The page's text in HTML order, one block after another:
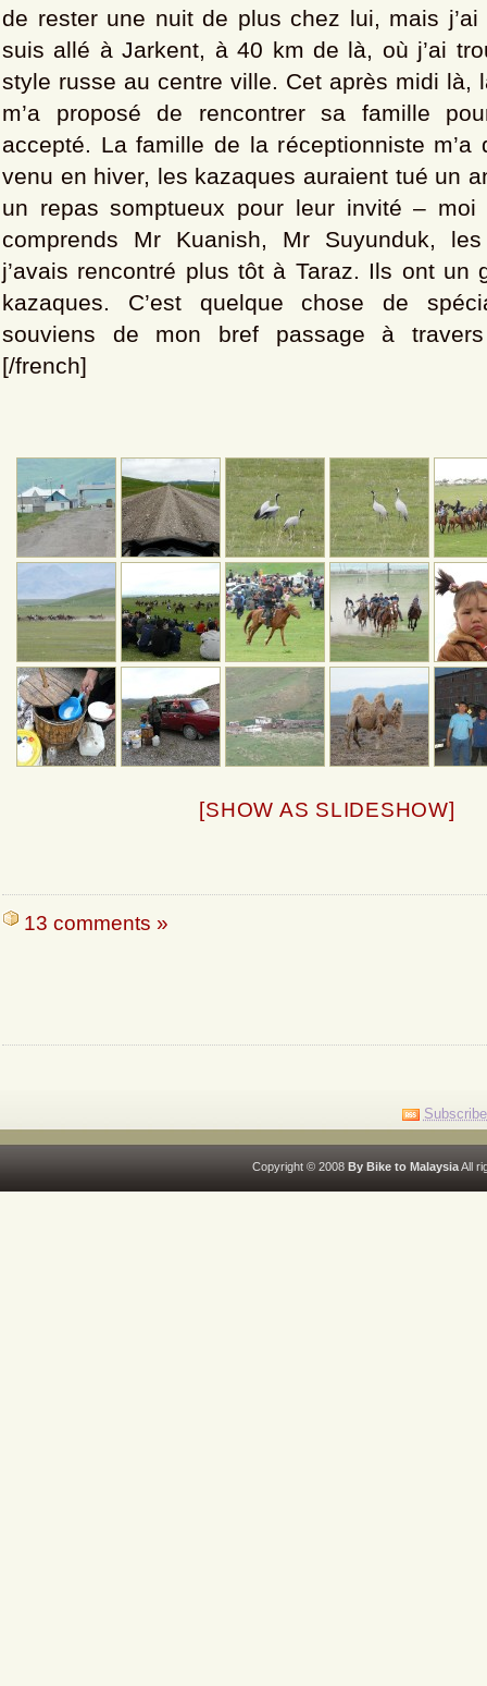
de rester une nuit de plus chez lui, mais
suis allé à Jarkent, à 40 km de là, où j’ai
style russe au centre ville. Cet après midi là,
m’a proposé de rencontrer sa famille
accepté. La famille de la réceptionniste m’a
venu en hiver, les kazaques auraient tué un
un repas somptueux pour leur invité – moi
comprends Mr Kuanish, Mr Suyunduk,
j’avais rencontré plus tôt à Taraz. Ils ont un
kazaques. C’est quelque chose de
souviens de mon bref passage à
[/french]
[SHOW AS SLIDESHOW]
13 comments »
Copyright © 2008 By Bike to MalaysiaAll